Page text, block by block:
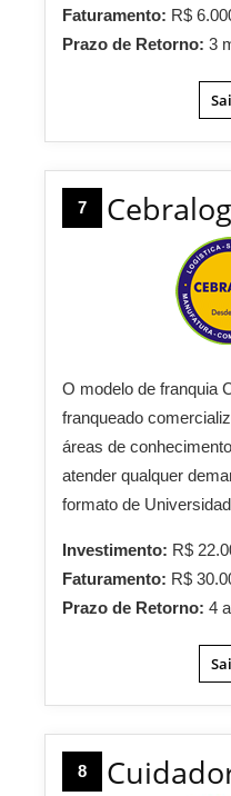
Faturamento: R$
Prazo de Retorno: 3
7 Cebralog
O modelo de franquia
franqueado
áreas de
atender qualquer
formato de
Investimento: R$
Faturamento: R$
Prazo de Retorno: 4
8